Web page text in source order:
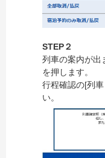
STEP２
列車の案内が出
を押します。
行程確認の[列
い。